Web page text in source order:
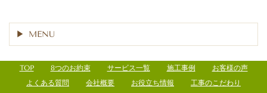
MENU
TOP 8つのお約束 サービス一覧 施工事例
お客様の声
よくある質問
会社概要 お役立ち情報
工事のこだわり